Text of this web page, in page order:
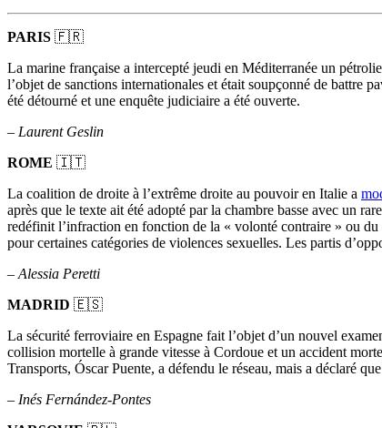
PARIS 🇫🇷
La marine française a intercepté jeudi en Méditerranée un
l’objet de sanctions internationales et était soupçonné de battre
été détourné et une enquête judiciaire a été ouverte.
– Laurent Geslin
ROME 🇮🇹
La coalition de droite à l’extrême droite au pouvoir en Italie a
après que le texte ait été adopté par la chambre basse avec un
redéfinit l’infraction en fonction de la « volonté contraire » ou
pour certaines catégories de violences sexuelles. Les partis
– Alessia Peretti
MADRID 🇪🇸
La sécurité ferroviaire en Espagne fait l’objet d’un nouvel
collision mortelle à grande vitesse à Cordoue et un accident
Transports, Óscar Puente, a défendu le réseau, mais a déclaré
– Inés Fernández-Pontes